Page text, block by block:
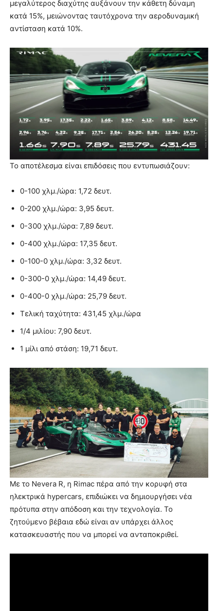
μεγαλύτερος διαχύτης αυξάνουν την κάθετη δύναμη
κατά 15%, μειώνοντας ταυτόχρονα την αεροδυναμική
αντίσταση κατά 10%.
Το αποτέλεσμα είναι επιδόσεις που εντυπωσιάζουν:
0-100 χλμ./ώρα: 1,72 δευτ.
0-200 χλμ./ώρα: 3,95 δευτ.
0-300 χλμ./ώρα: 7,89 δευτ.
0-400 χλμ./ώρα: 17,35 δευτ.
0-100-0 χλμ./ώρα: 3,32 δευτ.
0-300-0 χλμ./ώρα: 14,49 δευτ.
0-400-0 χλμ./ώρα: 25,79 δευτ.
Τελική ταχύτητα: 431,45 χλμ./ώρα
1/4 μιλίου: 7,90 δευτ.
1 μίλι από στάση: 19,71 δευτ.
Με το Nevera R, η Rimac πέρα από την κορυφή στα
ηλεκτρικά hypercars, επιδιώκει να δημιουργήσει νέα
πρότυπα στην απόδοση και την τεχνολογία. Το
ζητούμενο βέβαια εδώ είναι αν υπάρχει άλλος
κατασκευαστής που να μπορεί να ανταποκριθεί.